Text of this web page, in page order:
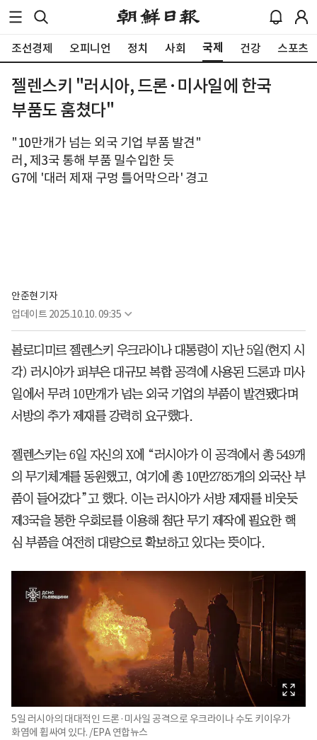
조선경제 오피니언 정치 사회 국제 건강 스포츠
젤렌스키 "러시아, 드론·미사일에 한국
부품도 훔쳤다"
"10만개가 넘는 외국 기업 부품 발견"
러, 제3국 통해 부품 밀수입한 듯
G7에 '대러 제재 구멍 틀어막으라' 경고
안준현 기자
업데이트 2025.10.10. 09:35
볼로디미르 젤렌스키 우크라이나 대통령이 지난 5일(현지 시
각) 러시아가 퍼부은 대규모 복합 공격에 사용된 드론과 미사
일에서 무려 10만개가 넘는 외국 기업의 부품이 발견됐다며
서방의 추가 제재를 강력히 요구했다.
젤렌스키는 6일 자신의 X에 “러시아가 이 공격에서 총 549개
의 무기체계를 동원했고, 여기에 총 10만2785개의 외국산 부
품이 들어갔다”고 했다. 이는 러시아가 서방 제재를 비웃듯
제3국을 통한 우회로를 이용해 첨단 무기 제작에 필요한 핵
심 부품을 여전히 대량으로 확보하고 있다는 뜻이다.
5일 러시아의 대대적인 드론·미사일 공격으로 우크라이나 수도 키이우가
화염에 휩싸여 있다. /EPA 연합뉴스